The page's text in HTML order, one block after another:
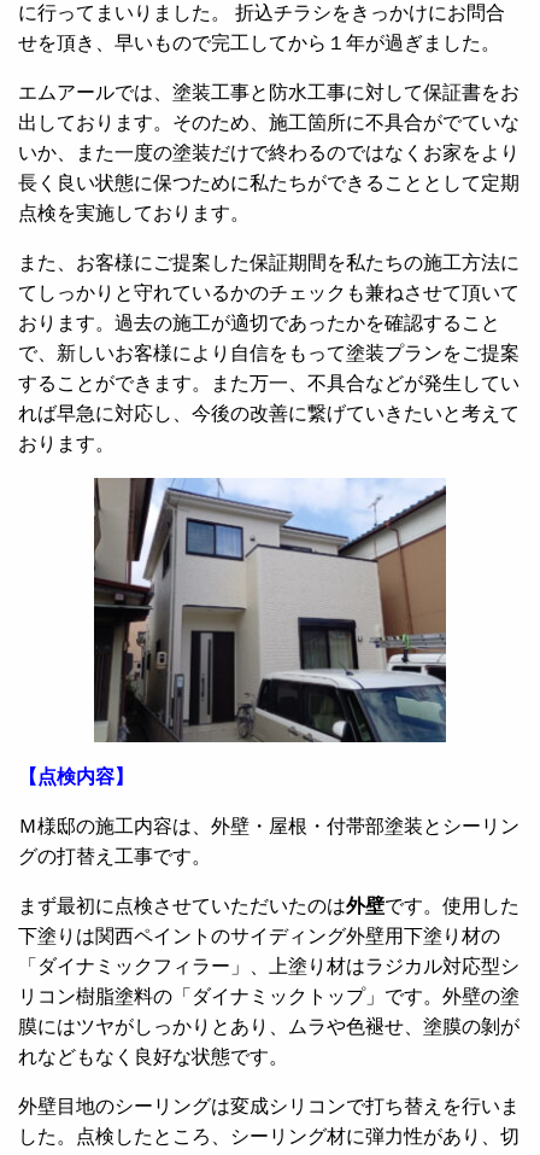
に行ってまいりました。 折込チラシをきっかけにお問合
せを頂き、早いもので完工してから１年が過ぎました。
エムアールでは、塗装工事と防水工事に対して保証書をお
出しております。そのため、施工箇所に不具合がでていな
いか、また一度の塗装だけで終わるのではなくお家をより
長く良い状態に保つために私たちができることとして定期
点検を実施しております。
また、お客様にご提案した保証期間を私たちの施工方法に
てしっかりと守れているかのチェックも兼ねさせて頂いて
おります。過去の施工が適切であったかを確認すること
で、新しいお客様により自信をもって塗装プランをご提案
することができます。また万一、不具合などが発生してい
れば早急に対応し、今後の改善に繋げていきたいと考えて
おります。
【点検内容】
Ｍ様邸の施工内容は、外壁・屋根・付帯部塗装とシーリン
グの打替え工事です。
まず最初に点検させていただいたのは外壁です。使用した
下塗りは関西ペイントのサイディング外壁用下塗り材の
「ダイナミックフィラー」、上塗り材はラジカル対応型シ
リコン樹脂塗料の「ダイナミックトップ」です。外壁の塗
膜にはツヤがしっかりとあり、ムラや色褪せ、塗膜の剝が
れなどもなく良好な状態です。
外壁目地のシーリングは変成シリコンで打ち替えを行いま
した。点検したところ、シーリング材に弾力性があり、切